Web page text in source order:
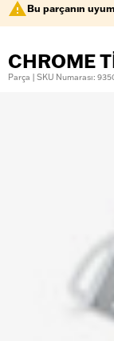
Bu parçanın
CHROME
Parça | SKU Numarası: